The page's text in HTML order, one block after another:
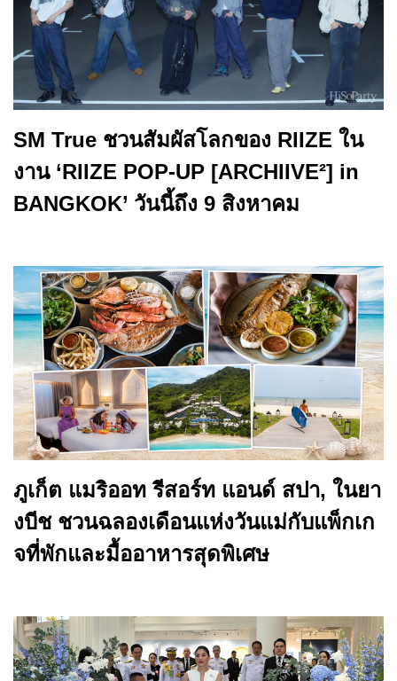
SM True ชวนสัมผัสโลกของ RIIZE ใน
งาน ‘RIIZE POP-UP [ARCHIIVE²] in
BANGKOK’ วันนี้ถึง 9 สิงหาคม
ภูเก็ต แมริออท รีสอร์ท แอนด์ สปา, ในยา
งบีช ชวนฉลองเดือนแห่งวันแม่กับแพ็กเก
จที่พักและมื้ออาหารสุดพิเศษ